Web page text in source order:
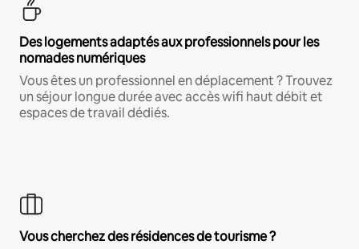
Des logements adaptés aux professionnels pour les
nomades numériques
Vous êtes un professionnel en déplacement ? Trouvez
un séjour longue durée avec accès wifi haut débit et
espaces de travail dédiés.
Vous cherchez des résidences de tourisme ?